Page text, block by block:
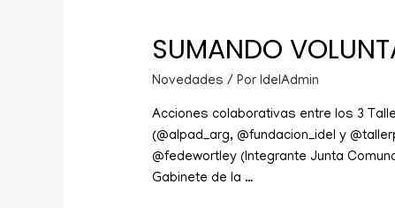
SUMANDO
Novedades / PorIdelAdmin
Acciones colaborativas entre los 3
(@alpad_arg, @fundacion_idel y
@fedewortley (Integrante Junta
Gabinete de la …